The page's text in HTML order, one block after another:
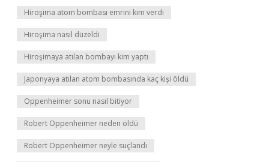
Hiroşima atom bombası emrini kim verdi
Hiroşima nasıl düzeldi
Hiroşimaya atılan bombayı kim yaptı
Japonyaya atılan atom bombasında kaç kişi öldü
Oppenheimer sonu nasıl bitiyor
Robert Oppenheimer neden öldü
Robert Oppenheimer neyle suçlandı